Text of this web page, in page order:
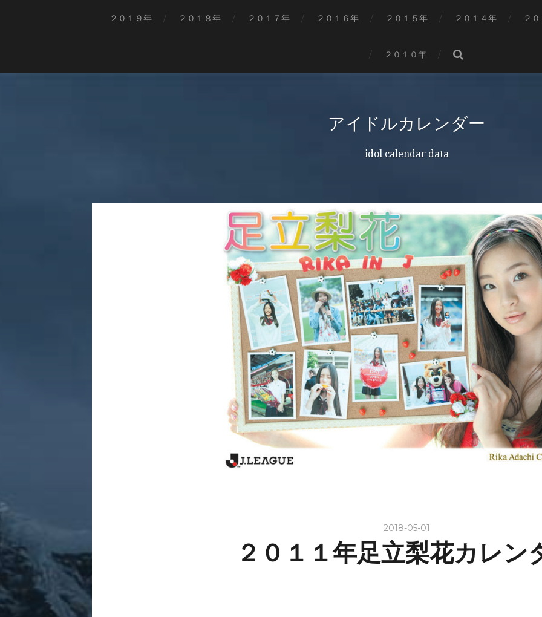
２０１９年 ２０１８年 ２０１７年 ２０１６年 ２０１５年 ２０１４年 ２
２０１０年
アイドルカレンダー
idol calendar data
2018-05-01
２０１１年足立梨花カレン